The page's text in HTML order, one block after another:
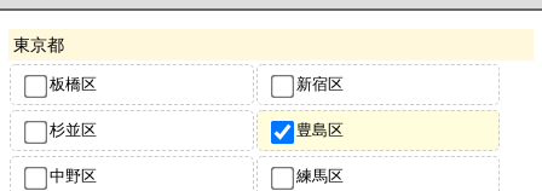
東京都
板橋区 新宿区
杉並区 豊島区
中野区 練馬区